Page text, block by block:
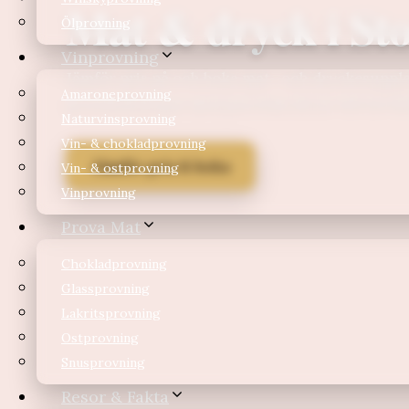
Ölprovning
Vinprovning
Amaroneprovning
Naturvinsprovning
Vin- & chokladprovning
Vin- & ostprovning
Vinprovning
Prova Mat
Chokladprovning
Glassprovning
Lakritsprovning
Ostprovning
Snusprovning
Resor & Fakta
Mat & dryck i
provsmakningar med pris från 185 kr till 134
Jämför pris & boka